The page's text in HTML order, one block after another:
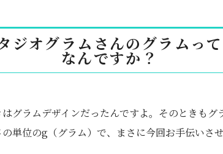
ジオグラムさんのグラムっ
なんですか？
グラムデザインだったんですよ。そのときもグ
単位のg（グラム）で、まさに今回お手伝いさ